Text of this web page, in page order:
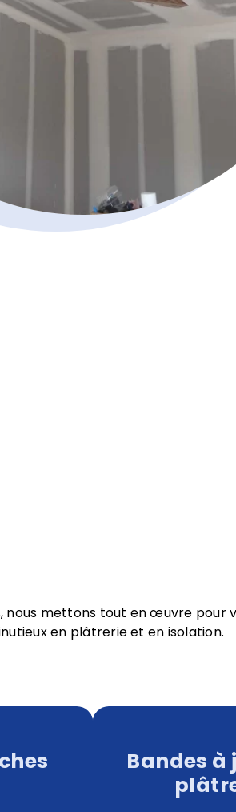
nous mettons tout en œuvre pour
en plâtrerie et en isolation.
Bandes à